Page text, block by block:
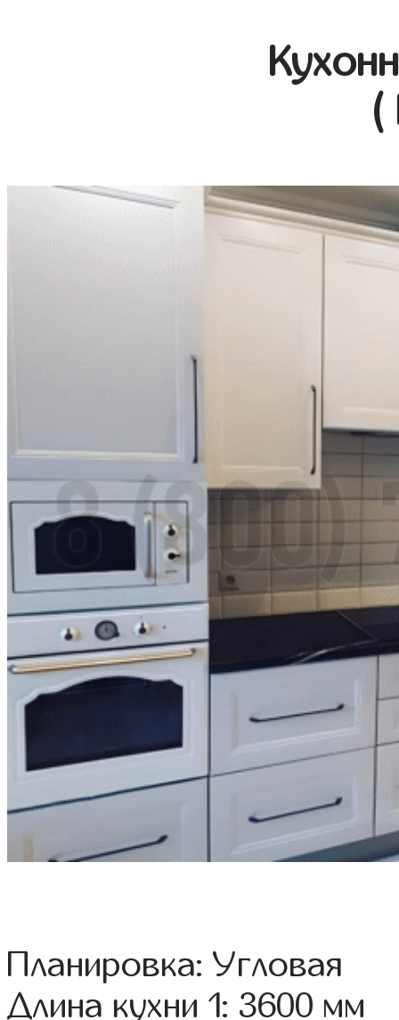
(
Планировка: Угловая
Длина кухни 1: 3600 мм